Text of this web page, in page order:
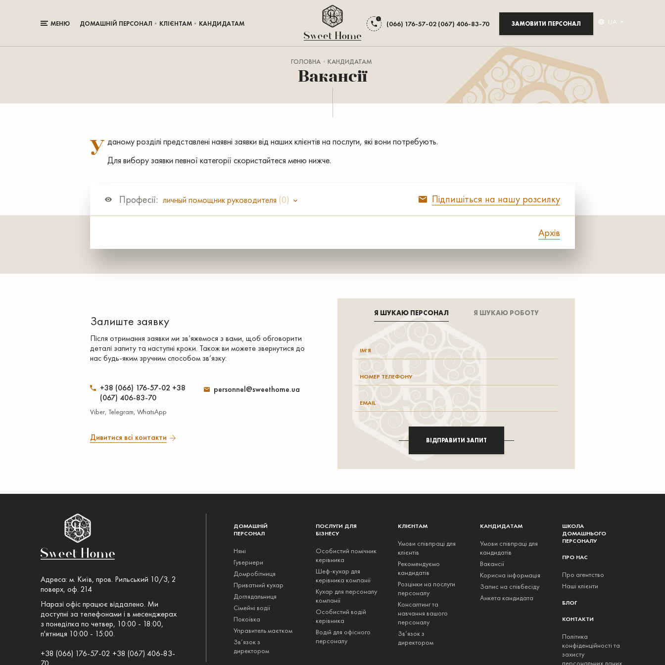
МЕНЮ ДОМАШНІЙ ПЕРСОНАЛ КЛІЄНТАМ КАНДИДАТАМ (066) 176-57-02 (067) 406-83-70 ЗАМОВИТИ ПЕРСОНАЛ UA
ГОЛОВНА КАНДИДАТАМ
Вакансії
У даному розділі представлені наявні заявки від наших клієнтів на послуги, які вони потребують.
Для вибору заявки певної категорії скористайтеся меню нижче.
Професії: личный помощник руководителя (0) Підпишіться на нашу розсилку
Архів
Залиште заявку
Після отримання заявки ми зв’яжемося з вами, щоб обговорити
деталі запиту та наступні кроки. Також ви можете звернутися до
нас будь-яким зручним способом зв’язку:
+38 (066) 176-57-02 +38
(067) 406-83-70
Viber, Telegram, WhatsApp
personnel@sweethome.ua
Дивитися всі контакти
Я ШУКАЮ ПЕРСОНАЛ Я ШУКАЮ РОБОТУ
ВІДПРАВИТИ ЗАПИТ
Адреса: м. Київ, пров. Рильський 10/3, 2
поверх, оф. 214
Наразі офіс працює віддалено. Ми
доступні за телефонами і в месенджерах
з понеділка по четвер, 10:00 - 18:00,
п'ятниця 10:00 - 15:00.
+38 (066) 176-57-02 +38 (067) 406-83-
ДОМАШНІЙ
ПЕРСОНАЛ
Няні
Гувернери
Домробітниця
Приватний кухар
Доглядальниця
Сімейні водії
Покоївка
Управитель маєтком
Зв’язок з
директором
ПОСЛУГИ ДЛЯ
БІЗНЕСУ
Особистий помічник
керівника
Шеф-кухар для
керівника компанії
Кухар для персоналу
компанії
Особистий водій
керівника
Водій для офісного
персоналу
КЛІЄНТАМ
Умови співпраці для
клієнтів
Рекомендуємо
кандидатів
Розцінки на послуги
персоналу
Консалтинг та
навчання вашого
персоналу
Зв’язок з
директором
КАНДИДАТАМ
Умови співпраці для
кандидатів
Вакансії
Корисна інформація
Запис на співбесіду
Анкета кандидата
ШКОЛА
ДОМАШНЬОГО
ПЕРСОНАЛУ
ПРО НАС
Про агентство
Наші клієнти
БЛОГ
КОНТАКТИ
Політика
конфіденційності та
захисту
персональних даних